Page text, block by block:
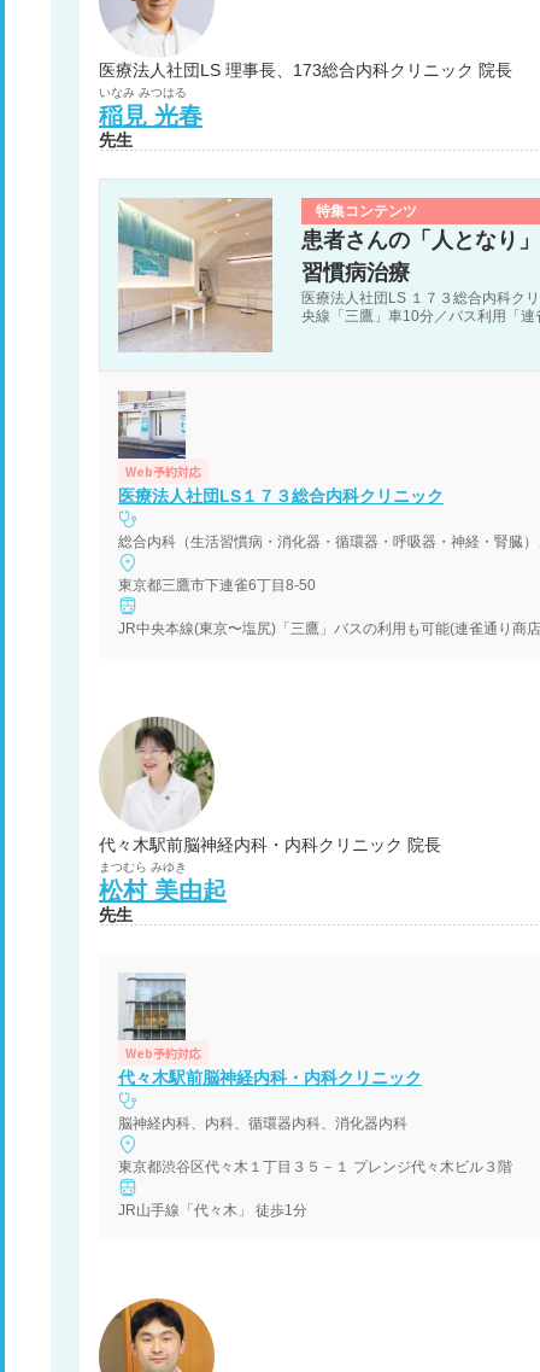
医療法人社団LS 理事長、173総合内科クリニック 院長
いなみ みつはる
稲見 光春
先生
特集コンテンツ
患者さんの「人となり
習慣病治療
医療法人社団LS １７３総合内科ク
央線「三鷹」車10分／バス利用「
Web予約対応
医療法人社団LS１７３総合内科クリニック
総合内科（生活習慣病・消化器・循環器・呼吸器・神経・腎臓
東京都三鷹市下連雀6丁目8-50
JR中央本線(東京〜塩尻)「三鷹」バスの利用も可能(連雀通り商
代々木駅前脳神経内科・内科クリニック 院長
まつむら みゆき
松村 美由起
先生
Web予約対応
代々木駅前脳神経内科・内科クリニック
脳神経内科、内科、循環器内科、消化器内科
東京都渋谷区代々木１丁目３５－１ プレンジ代々木ビル３階
JR山手線「代々木」 徒歩1分